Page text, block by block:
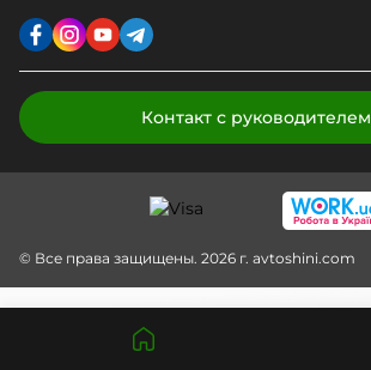
Контакт с руководителем
© Все права защищены. 2026 г. avtoshini.com